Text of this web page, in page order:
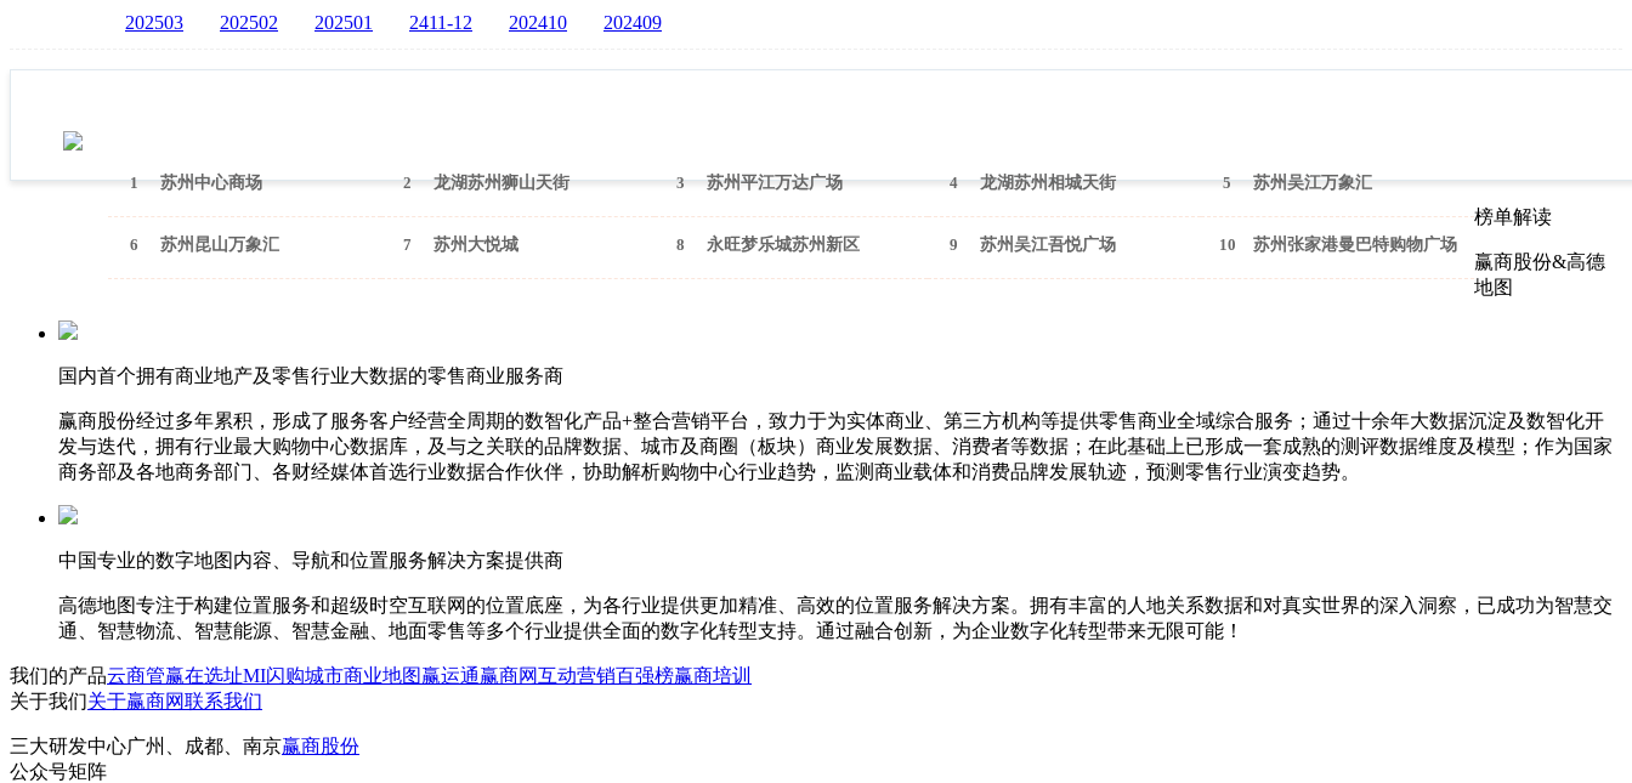
202503 202502 202501 2411-12 202410 202409
1 苏州中心商场 2 龙湖苏州狮山天街 3 苏州平江万达广场 4 龙湖苏州相城天街 5 苏州吴江万象汇
6 苏州昆山万象汇 7 苏州大悦城 8 永旺梦乐城苏州新区 9 苏州吴江吾悦广场 10 苏州张家港曼巴特购物广场
榜单解读
赢商股份&高德
地图
国内首个拥有商业地产及零售行业大数据的零售商业服务商
赢商股份经过多年累积，形成了服务客户经营全周期的数智化产品+整合营销平台，致力于为实体商业、第三方机构等提供零售商业全域综合服务；通过十余年大数据沉淀及数智化开
发与迭代，拥有行业最大购物中心数据库，及与之关联的品牌数据、城市及商圈（板块）商业发展数据、消费者等数据；在此基础上已形成一套成熟的测评数据维度及模型；作为国家
商务部及各地商务部门、各财经媒体首选行业数据合作伙伴，协助解析购物中心行业趋势，监测商业载体和消费品牌发展轨迹，预测零售行业演变趋势。
中国专业的数字地图内容、导航和位置服务解决方案提供商
高德地图专注于构建位置服务和超级时空互联网的位置底座，为各行业提供更加精准、高效的位置服务解决方案。拥有丰富的人地关系数据和对真实世界的深入洞察，已成功为智慧交
通、智慧物流、智慧能源、智慧金融、地面零售等多个行业提供全面的数字化转型支持。通过融合创新，为企业数字化转型带来无限可能！
我们的产品云商管赢在选址MI闪购城市商业地图赢运通赢商网互动营销百强榜赢商培训
关于我们关于赢商网联系我们
三大研发中心广州、成都、南京赢商股份
公众号矩阵